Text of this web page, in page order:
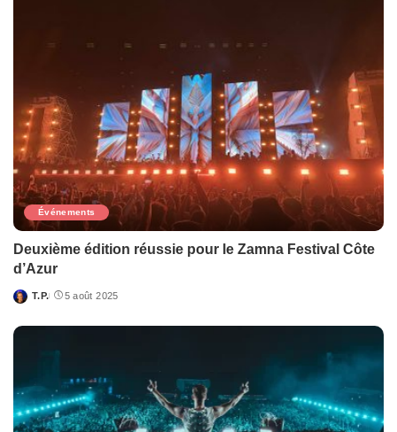
Événements
Deuxième édition réussie pour le Zamna Festival Côte
d’Azur
Posted
T.P. 5 août 2025